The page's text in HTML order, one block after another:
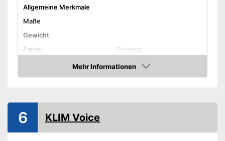
Allgemeine Merkmale
Maße
Gewicht
Farbe
Schwarz
WLAN-fähig
USB-Anschluss
Mehr Informationen
Amazon
6 KLIM Voice